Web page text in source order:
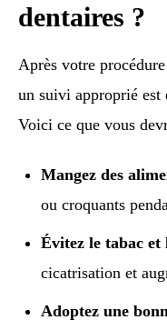
dentaires ?
Après votre
un suivi approprié est
Voici ce que vous
Mangez des
ou croquants
Évitez le tabac et
cicatrisation et
Adoptez une